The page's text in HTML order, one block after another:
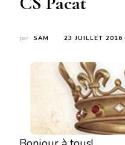
par SAM 23 JUILLET 2016